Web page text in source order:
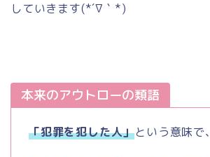
していきます(*´∇｀ *)
本来のアウトローの類語
「犯罪を犯した人」という意味で、